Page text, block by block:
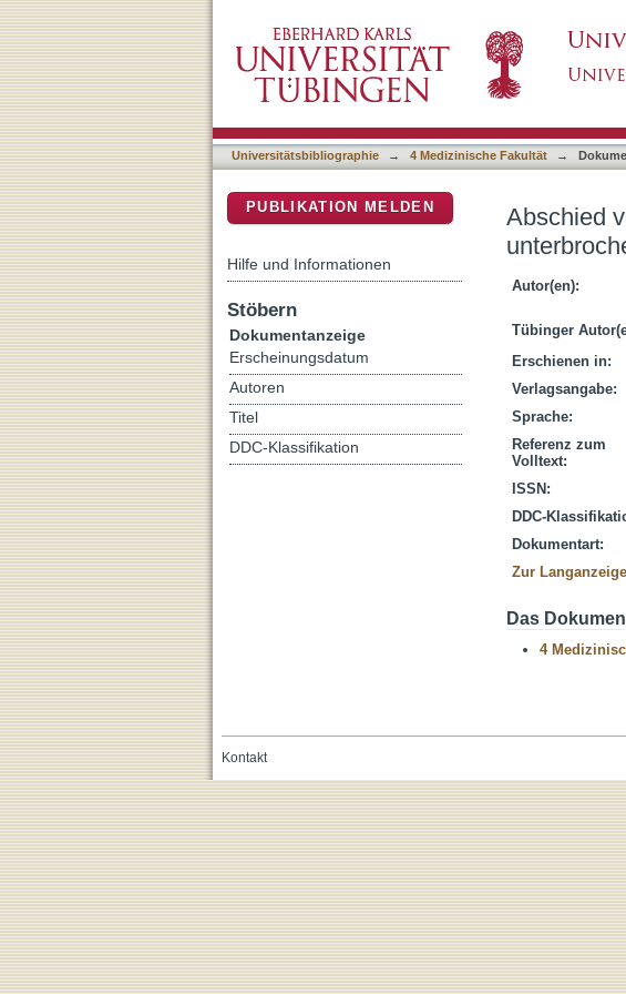
Abschied von Professor Manfred
Medizin
Universitätsbibliographie → 4 Medizinische Fakultät →
Abschied
Autor(en):
Tübinger
Erschienen in:
Verlagsangabe:
Sprache:
Referenz zum
Volltext:
ISSN:
DDC-
Dokumentart:
Zur Langanzeige
Das
4
PUBLIKATION MELDEN
Hilfe und Informationen
Stöbern
Dokumentanzeige
Erscheinungsdatum
Autoren
Titel
DDC-Klassifikation
Kontakt